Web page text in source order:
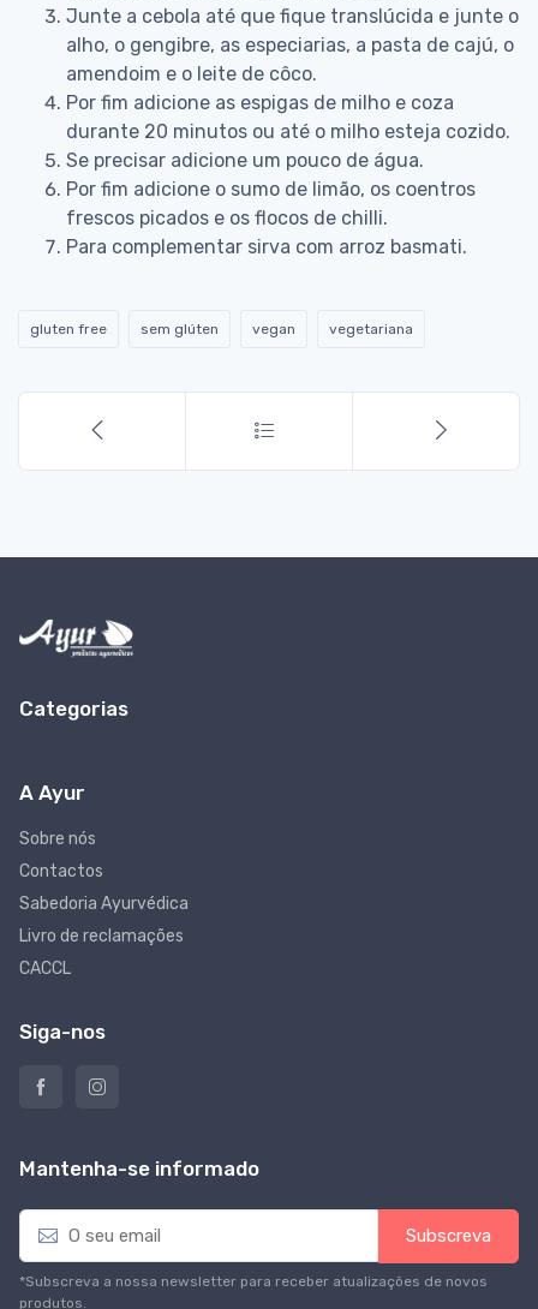
Junte a cebola até que fique translúcida e junte o
alho, o gengibre, as especiarias, a pasta de cajú, o
amendoim e o leite de côco.
Por fim adicione as espigas de milho e coza
durante 20 minutos ou até o milho esteja cozido.
Se precisar adicione um pouco de água.
Por fim adicione o sumo de limão, os coentros
frescos picados e os flocos de chilli.
Para complementar sirva com arroz basmati.
gluten free sem glúten vegan vegetariana
Categorias
A Ayur
Sobre nós
Contactos
Sabedoria Ayurvédica
Livro de reclamações
CACCL
Siga-nos
Mantenha-se informado
E
a
i
Subscreva
*Subscreva a nossa newsletter para receber atualizações de novos
produtos.